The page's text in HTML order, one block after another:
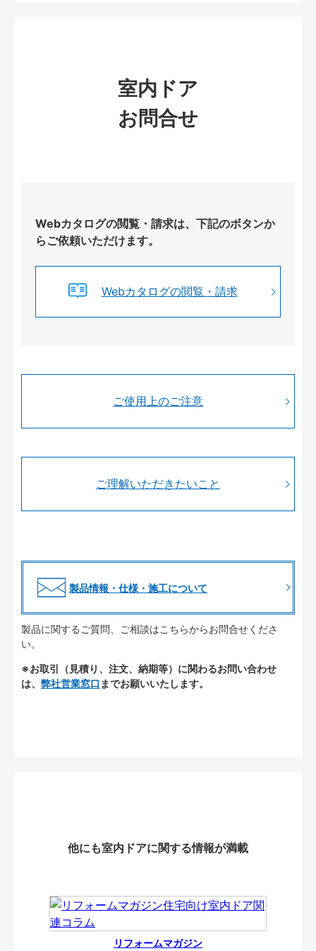
室内ドア
お問合せ
Webカタログの閲覧・請求は、下記のボタンか
らご依頼いただけます。
Webカタログの閲覧・請求
ご使用上のご注意
ご理解いただきたいこと
製品情報・仕様・施工について
製品に関するご質問、ご相談はこちらからお問合せくださ
い。
※お取引（見積り、注文、納期等）に関わるお問い合わせ
は、 弊社営業窓口 までお願いいたします。
他にも室内ドアに関する情報が満載
リフォームマガジン